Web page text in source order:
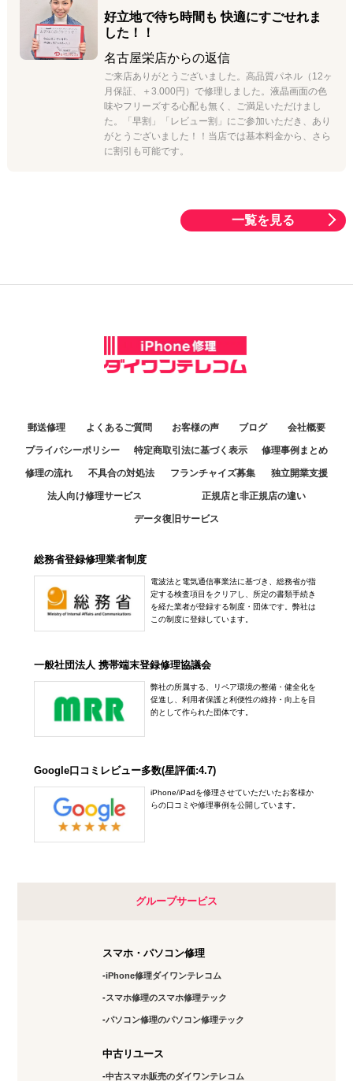
好立地で待ち時間も 快適にすごせれま
した！！
名古屋栄店からの返信
ご来店ありがとうございました。高品質パネル（12ヶ
月保証、＋3.000円）で修理しました。液晶画面の色
味やフリーズする心配も無く、ご満足いただけまし
た。「早割」「レビュー割」にご参加いただき、あり
がとうございました！！当店では基本料金から、さら
に割引も可能です。
一覧を見る
郵送修理 よくあるご質問 お客様の声 ブログ 会社概要
プライバシーポリシー 特定商取引法に基づく表示 修理事例まとめ
修理の流れ 不具合の対処法 フランチャイズ募集 独立開業支援
法人向け修理サービス 正規店と非正規店の違い
データ復旧サービス
総務省登録修理業者制度
電波法と電気通信事業法に基づき、総務省が指
定する検査項目をクリアし、所定の書類手続き
を経た業者が登録する制度・団体です。弊社は
この制度に登録しています。
一般社団法人 携帯端末登録修理協議会
弊社の所属する、リペア環境の整備・健全化を
促進し、利用者保護と利便性の維持・向上を目
的として作られた団体です。
Google口コミレビュー多数(星評価:4.7)
iPhone/iPadを修理させていただいたお客様か
らの口コミや修理事例を公開しています。
グループサービス
スマホ・パソコン修理
iPhone修理ダイワンテレコム
スマホ修理のスマホ修理テック
パソコン修理のパソコン修理テック
中古リユース
中古スマホ販売のダイワンテレコム